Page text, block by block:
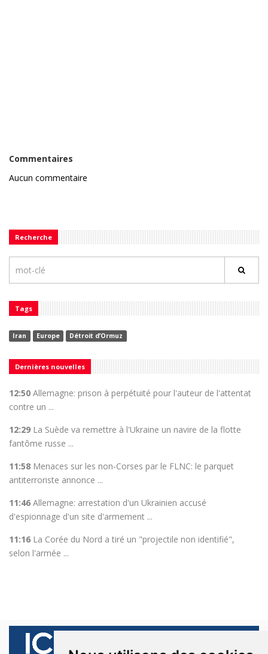
Commentaires
Aucun commentaire
Recherche
Tags
Iran Europe Détroit d’Ormuz
Dernières nouvelles
12:50 Allemagne: prison à perpétuité pour l'auteur de l'attentat
contre un ...
12:29 La Suède va remettre à l'Ukraine un navire de la flotte
fantôme russe ...
11:58 Menaces sur les non-Corses par le FLNC: le parquet
antiterroriste annonce ...
11:46 Allemagne: arrestation d'un Ukrainien accusé
d'espionnage d'un site d'armement ...
11:16 La Corée du Nord a tiré un "projectile non identifié",
selon l'armée ...